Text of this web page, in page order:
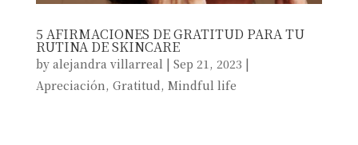
5 AFIRMACIONES DE GRATITUD PARA TU
RUTINA DE SKINCARE
by alejandra villarreal | Sep 21, 2023 |
Apreciación, Gratitud, Mindful life